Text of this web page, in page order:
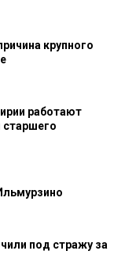
крупного
работают
под стражу за